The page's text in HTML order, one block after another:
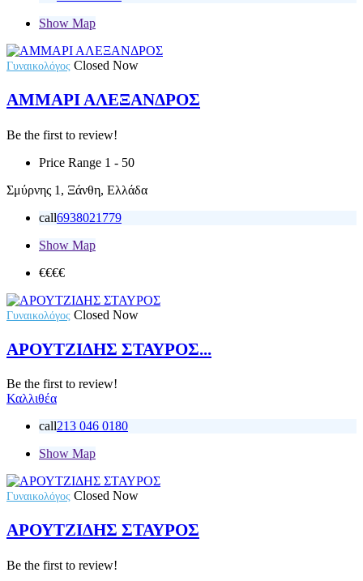
Show Map
Γυναικολόγος Closed Now
ΑΜΜΑΡΙ ΑΛΕΞΑΝΔΡΟΣ
Be the first to review!
Price Range 1 - 50
Σμύρνης 1, Ξάνθη, Ελλάδα
call6938021779
Show Map
€€€€
Γυναικολόγος Closed Now
ΑΡΟΥΤΖΙΔΗΣ ΣΤΑΥΡΟΣ...
Be the first to review!
Καλλιθέα
call213 046 0180
Show Map
Γυναικολόγος Closed Now
ΑΡΟΥΤΖΙΔΗΣ ΣΤΑΥΡΟΣ
Be the first to review!